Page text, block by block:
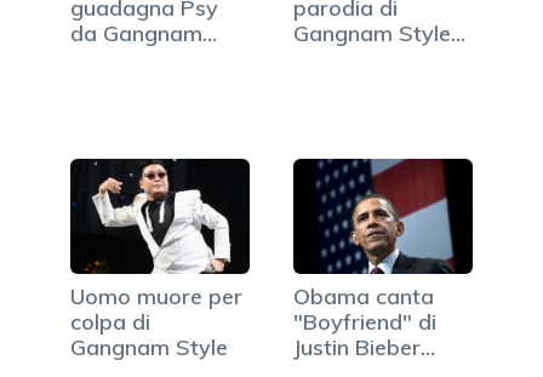
guadagna Psy
da Gangnam
parodia di
Gangnam Style
Uomo muore per
colpa di
Gangnam Style
Obama canta
"Boyfriend" di
Justin Bieber